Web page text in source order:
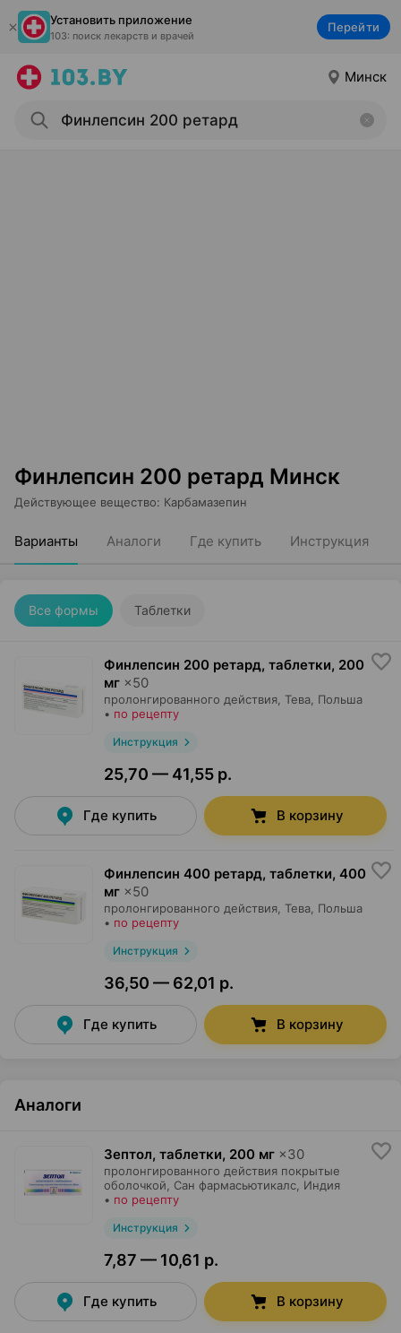
Установить приложение
103: поиск лекарств и врачей
Перейти
Минск
Финлепсин 200 ретард Минск
Действующее вещество: Карбамазепин
Варианты Аналоги Где купить Инструкция
Все формы Таблетки
Финлепсин 200 ретард, таблетки, 200
мг ×50
пролонгированного действия, Тева , Польша
• по рецепту
Инструкция
25,70 — 41,55 р.
Где купить В корзину
Финлепсин 400 ретард, таблетки, 400
мг ×50
пролонгированного действия, Тева , Польша
• по рецепту
Инструкция
36,50 — 62,01 р.
Где купить В корзину
Аналоги
Зептол, таблетки, 200 мг ×30
пролонгированного действия покрытые
оболочкой,
Сан фармасьютикалс , Индия
• по рецепту
Инструкция
7,87 — 10,61 р.
Где купить В корзину